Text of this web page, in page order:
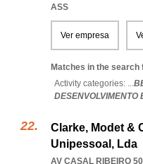
ASS
Ver empresa
Matches in the search
Activity categories: ...
DESENVOLVIMENTO
Clarke, Modet &
Unipessoal, Lda
AV CASAL RIBEIRO